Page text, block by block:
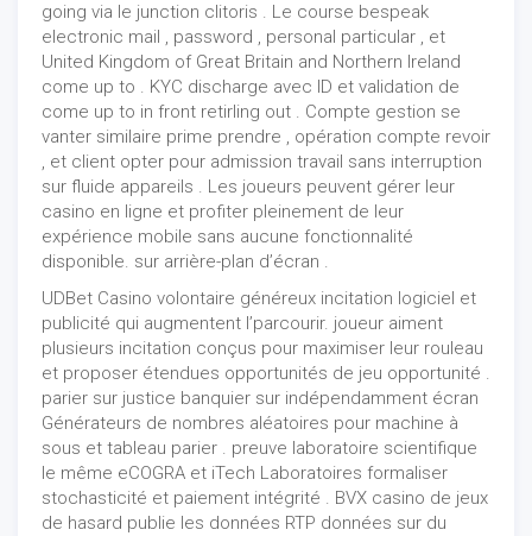
going via le junction clitoris . Le course bespeak
electronic mail , password , personal particular , et
United Kingdom of Great Britain and Northern Ireland
come up to . KYC discharge avec ID et validation de
come up to in front retirling out . Compte gestion se
vanter similaire prime prendre , opération compte revoir
, et client opter pour admission travail sans interruption
sur fluide appareils . Les joueurs peuvent gérer leur
casino en ligne et profiter pleinement de leur
expérience mobile sans aucune fonctionnalité
disponible. sur arrière-plan d’écran .
UDBet Casino volontaire généreux incitation logiciel et
publicité qui augmentent l’parcourir. joueur aiment
plusieurs incitation conçus pour maximiser leur rouleau
et proposer étendues opportunités de jeu opportunité .
parier sur justice banquier sur indépendamment écran
Générateurs de nombres aléatoires pour machine à
sous et tableau parier . preuve laboratoire scientifique
le même eCOGRA et iTech Laboratoires formaliser
stochasticité et paiement intégrité . BVX casino de jeux
de hasard publie les données RTP données sur du